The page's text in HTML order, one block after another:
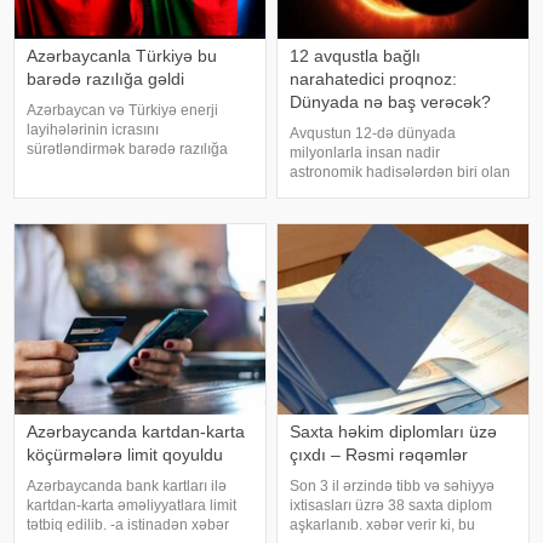
Azərbaycanla Türkiyə bu
barədə razılığa gəldi
Azərbaycan və Türkiyə enerji
layihələrinin icrasını
sürətləndirmək barədə razılığa
hesabında yazıb. "İstanbuld
12 avqustla bağlı
narahatedici proqnoz:
Dünyada nə baş verəcək?
Avqustun 12-də dünyada
milyonlarla insan nadir
astronomik hadisələrdən biri olan
tutulmalar Yer kürəsində orta
hesabla hər 18 aydan bir baş
versə də, onların tam fazas
Azərbaycanda kartdan-karta
köçürmələrə limit qoyuldu
Azərbaycanda bank kartları ilə
kartdan-karta əməliyyatlara limit
tətbiq edilib. -a istinadən xəbər
Saxta həkim diplomları üzə
çıxdı – Rəsmi rəqəmlər
Son 3 il ərzində tibb və səhiyyə
ixtisasları üzrə 38 saxta diplom
aşkarlanıb. xəbər verir ki, bu